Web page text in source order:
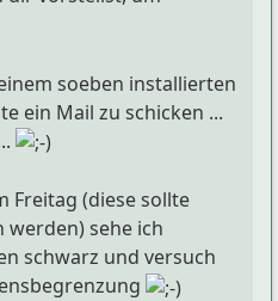
soeben installierten
ein Mail zu schicken ...
Freitag (diese sollte
sehe ich
schwarz und versuch